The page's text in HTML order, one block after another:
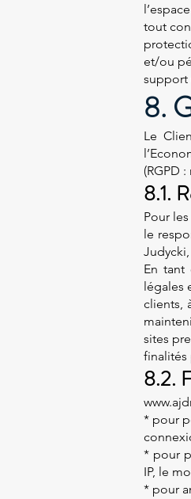
tout
et/ou
support
8.
Le
(RGPD :
8.1.
Pour
le
En tant
légales
clients,
sites
finalités
8.2.
* pour
* pour
IP, le
* pour